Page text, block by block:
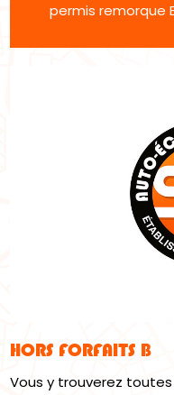
permis remorque
HORS FORFAITS B
Vous y trouverez